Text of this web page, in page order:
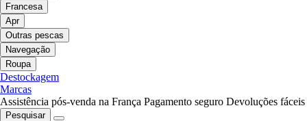
Francesa
Apr
Outras pescas
Navegação
Roupa
Destockagem
Marcas
Assistência pós-venda na França Pagamento seguro Devoluções fáceis
Pesquisar